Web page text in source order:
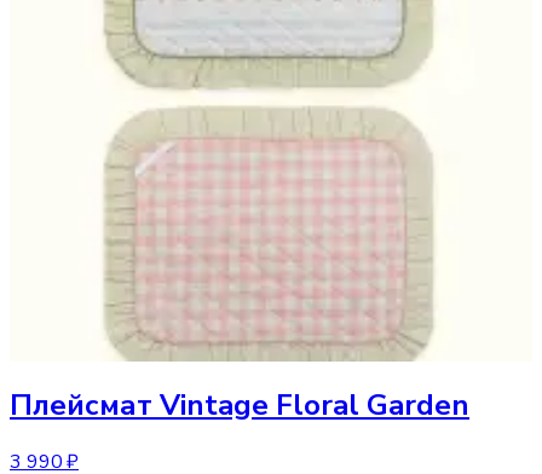
Плейсмат Vintage Floral Garden
3 990 ₽